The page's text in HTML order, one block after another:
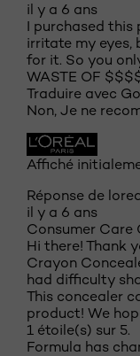
il y a 6 ans
I purchased this
irritate my eyes,
for it. So you
WASTE OF
Traduire avec
Non, Je ne
Affiché
Réponse de
il y a 6 ans
Consumer Care
Hi there! Thank
Crayon
had difficulty
This concealer
product! We
1 étoile(s) sur 5.
Formula has